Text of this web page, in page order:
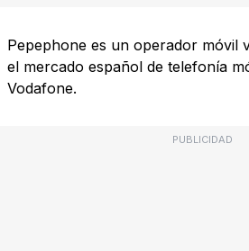
Pepephone es un operador móvil
el mercado español de telefonía
Vodafone.
PUBLICIDAD